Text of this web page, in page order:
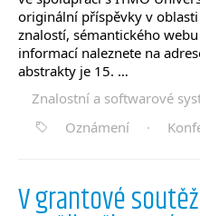
originální příspěvky v
znalostí, sémantického
informací naleznete na
abstrakty je 15. …
Znalostní a softwarové
Oznámení
·
V grantové